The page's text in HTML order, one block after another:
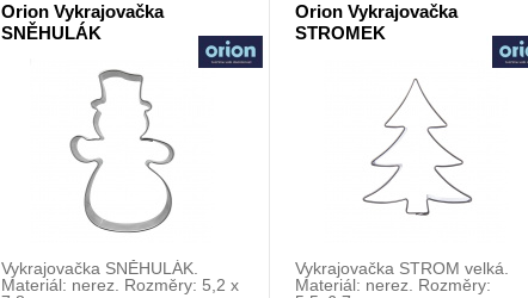
Orion Vykrajovačka
SNĚHULÁK
Vykrajovačka SNĚHULÁK.
Materiál: nerez. Rozměry: 5,2 x
Orion Vykrajovačka
STROMEK
Vykrajovačka STROM velká.
Materiál: nerez. Rozměry: